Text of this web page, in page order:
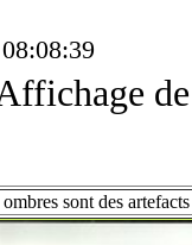
ombres sont des